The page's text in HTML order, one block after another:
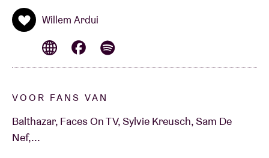
Willem Ardui
VOOR FANS VAN
Balthazar, Faces On TV, Sylvie Kreusch, Sam De
Nef,...